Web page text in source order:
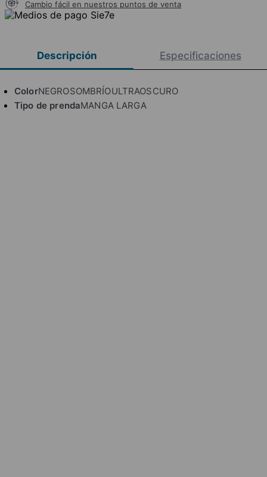
Cambio fácil en nuestros puntos de venta
Descripción Especificaciones
ColorNEGROSOMBRÍOULTRAOSCURO
Tipo de prendaMANGA LARGA